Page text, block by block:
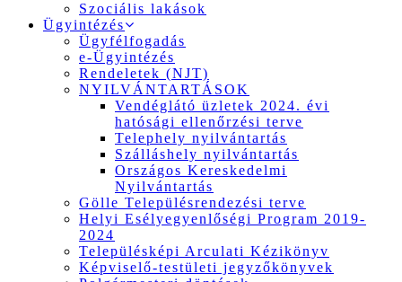
Szociális lakások
Ügyintézés
Ügyfélfogadás
e-Ügyintézés
Rendeletek (NJT)
NYILVÁNTARTÁSOK
Vendéglátó üzletek 2024. évi
hatósági ellenőrzési terve
Telephely nyilvántartás
Szálláshely nyilvántartás
Országos Kereskedelmi
Nyilvántartás
Gölle Településrendezési terve
Helyi Esélyegyenlőségi Program 2019-
2024
Településképi Arculati Kézikönyv
Képviselő-testületi jegyzőkönyvek